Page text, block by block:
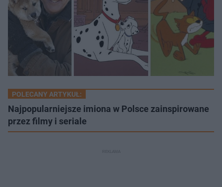
POLECANY ARTYKUŁ:
Najpopularniejsze imiona w Polsce zainspirowane
przez filmy i seriale